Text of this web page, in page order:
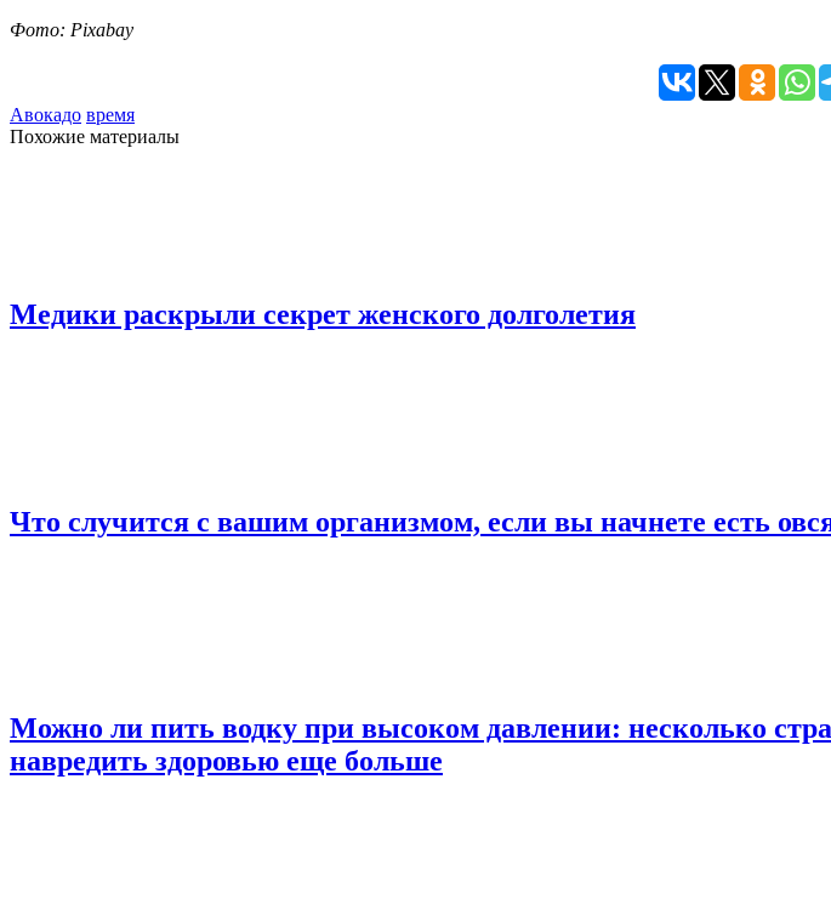
Фото: Pixabay
Авокадо время
Похожие материалы
Медики раскрыли секрет женского долголетия
Что случится с вашим организмом, если вы начнете есть
Можно ли пить водку при высоком давлении: несколько
навредить здоровью еще больше